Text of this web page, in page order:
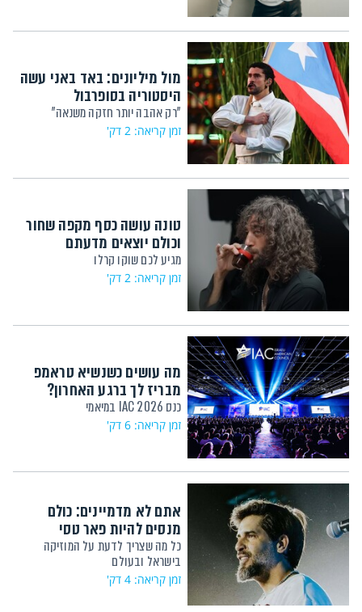
מול מיליונים: באד באני עשה
היסטוריה בסופרבול
"רק אהבה יותר חזקה משנאה"
זמן קריאה: 2 דק'
טונה עושה כסף מקפה שחור
וכולם יוצאים מדעתם
מגיע לכם שוקו קרלו
זמן קריאה: 2 דק'
מה עושים כשנשיא טראמפ
מבריז לך ברגע האחרון?
כנס IAC 2026 במיאמי
זמן קריאה: 6 דק'
אתם לא מדמיינים: כולם
מנסים להיות פאר טסי
כל מה שצריך לדעת על המוזיקה
בישראל ובעולם
זמן קריאה: 4 דק'